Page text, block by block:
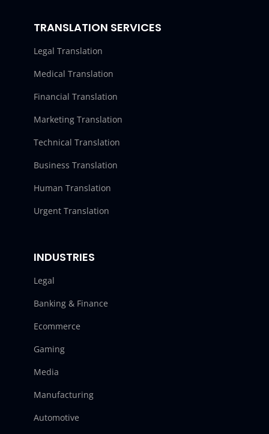
TRANSLATION SERVICES
Legal Translation
Medical Translation
Financial Translation
Marketing Translation
Technical Translation
Business Translation
Human Translation
Urgent Translation
INDUSTRIES
Legal
Banking & Finance
Ecommerce
Gaming
Media
Manufacturing
Automotive